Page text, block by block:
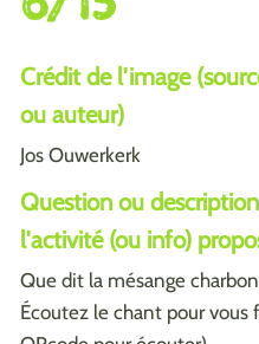
Crédit de l'image
ou auteur)
Jos Ouwerkerk
Question ou
l'activité (ou info)
Que dit la mésange
Écoutez le chant pour vous